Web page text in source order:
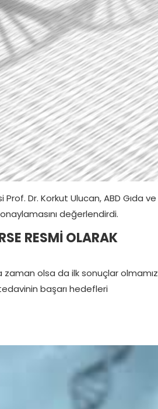
Dr. Korkut Ulucan, ABD Gıda ve
değerlendirdi.
RESMİ OLARAK
zaman olsa da ilk sonuçlar olmamız
başarı hedefleri